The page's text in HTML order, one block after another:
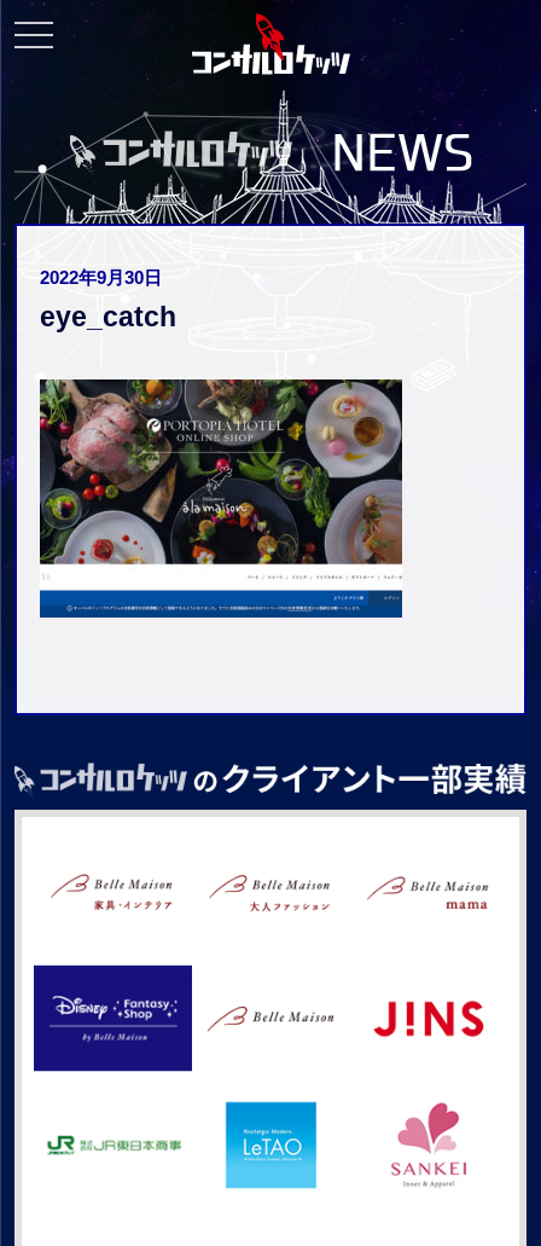
toggle
navigation
2022年9月30日
eye_catch